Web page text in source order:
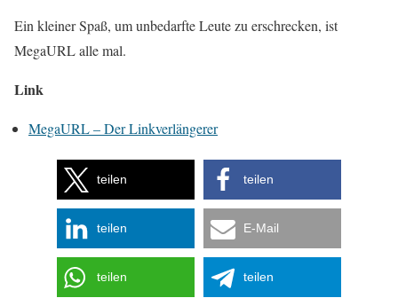
Ein kleiner Spaß, um unbedarfte Leute zu erschrecken, ist
MegaURL alle mal.
Link
MegaURL – Der Linkverlängerer
teilen teilen
teilen E-Mail
teilen teilen